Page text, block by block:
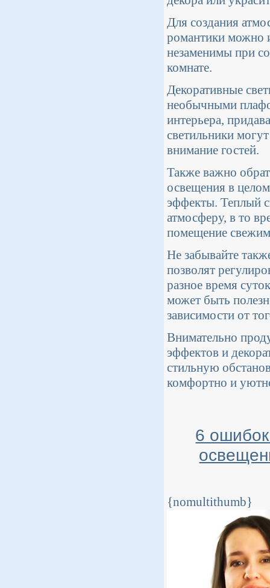
Для создания
романтики можно
незаменимы при
комнате.
Декоративные
необычными
интерьера,
светильники
внимание гостей.
Также важно
освещения в
эффекты. Теплый
атмосферу, в то
помещение
Не забывайте
позволят
разное время
может быть
зависимости от
Внимательно
эффектов и
стильную
комфортно и
6
{nomultithumb}